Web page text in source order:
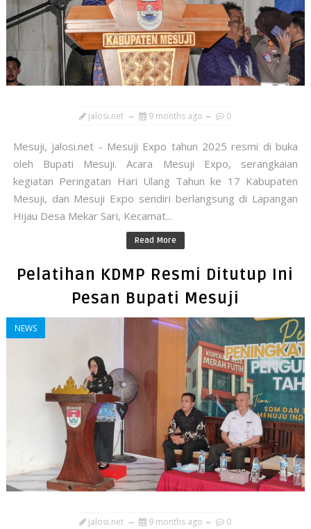
jalosi.net 9 months ago 0
Mesuji, jalosi.net - Mesuji Expo tahun 2025 resmi di buka
oleh Bupati Mesuji. Acara Mesuji Expo, serangkaian
kegiatan Peringatan Hari Ulang Tahun ke 17 Kabupaten
Mesuji, dan Mesuji Expo sendiri berlangsung di Lapangan
Hijau Desa Mekar Sari, Kecamat...
Read More
Pelatihan KDMP Resmi Ditutup Ini
Pesan Bupati Mesuji
NEWS
jalosi.net 9 months ago 0